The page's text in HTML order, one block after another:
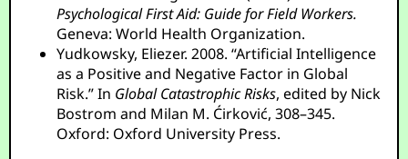
Psychological First Aid: Guide for Field Workers.
Geneva: World Health Organization.
Yudkowsky, Eliezer. 2008. “Artificial Intelligence
as a Positive and Negative Factor in Global
Risk.” In Global Catastrophic Risks, edited by Nick
Bostrom and Milan M. Ćirković, 308–345.
Oxford: Oxford University Press.